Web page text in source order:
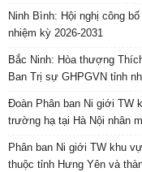
Ninh Bình: Hội nghị công
nhiệm kỳ 2026-2031
Bắc Ninh: Hòa thượng
Ban Trị sự GHPGVN tỉnh
Đoàn Phân ban Ni giới TW
trường hạ tại Hà Nội nhân
Phân ban Ni giới TW khu
thuộc tỉnh Hưng Yên và